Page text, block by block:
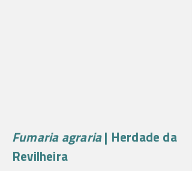
Fumaria agraria| Herdade da
Revilheira